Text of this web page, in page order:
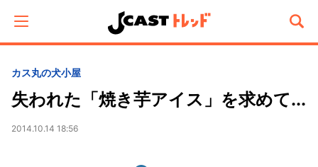
カス丸の犬小屋
失われた「焼き芋アイス」を求めて...
2014.10.14 18:56